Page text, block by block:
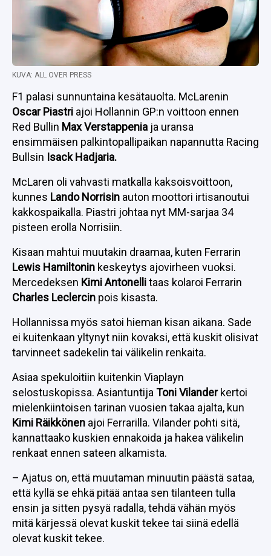
KUVA: ALL OVER PRESS
F1 palasi sunnuntaina kesätauolta. McLarenin
Oscar Piastri ajoi Hollannin GP:n voittoon ennen
Red Bullin Max Verstappenia ja uransa
ensimmäisen palkintopallipaikan napannutta Racing
Bullsin Isack Hadjaria.
McLaren oli vahvasti matkalla kaksoisvoittoon,
kunnes Lando Norrisin auton moottori irtisanoutui
kakkospaikalla. Piastri johtaa nyt MM-sarjaa 34
pisteen erolla Norrisiin.
Kisaan mahtui muutakin draamaa, kuten Ferrarin
Lewis Hamiltonin keskeytys ajovirheen vuoksi.
Mercedeksen Kimi Antonellitaas kolaroi Ferrarin
Charles Leclercin pois kisasta.
Hollannissa myös satoi hieman kisan aikana. Sade
ei kuitenkaan yltynyt niin kovaksi, että kuskit olisivat
tarvinneet sadekelin tai välikelin renkaita.
Asiaa spekuloitiin kuitenkin Viaplayn
selostuskopissa. Asiantuntija Toni Vilander kertoi
mielenkiintoisen tarinan vuosien takaa ajalta, kun
Kimi Räikkönen ajoi Ferrarilla. Vilander pohti sitä,
kannattaako kuskien ennakoida ja hakea välikelin
renkaat ennen sateen alkamista.
– Ajatus on, että muutaman minuutin päästä sataa,
että kyllä se ehkä pitää antaa sen tilanteen tulla
ensin ja sitten pysyä radalla, tehdä vähän myös
mitä kärjessä olevat kuskit tekee tai siinä edellä
olevat kuskit tekee.